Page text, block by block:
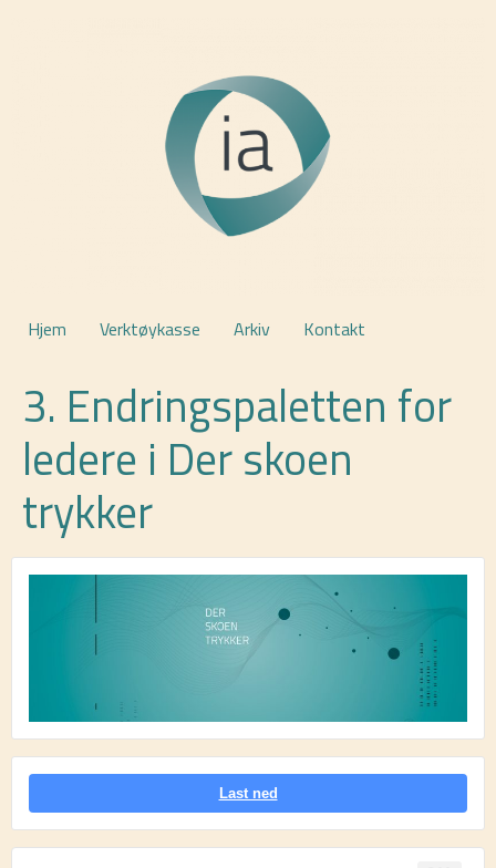
Hjem Verktøykasse Arkiv Kontakt
3. Endringspaletten for
ledere i Der skoen
trykker
Last ned